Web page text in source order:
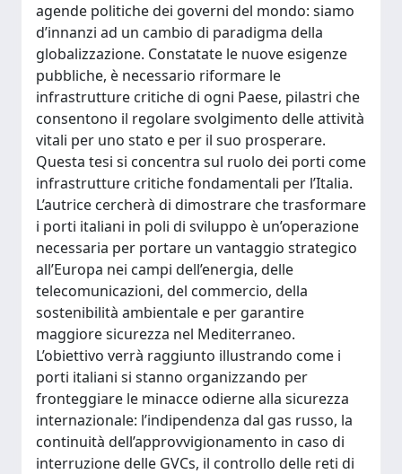
agende politiche dei governi del mondo: siamo
d’innanzi ad un cambio di paradigma della
globalizzazione. Constatate le nuove esigenze
pubbliche, è necessario riformare le
infrastrutture critiche di ogni Paese, pilastri che
consentono il regolare svolgimento delle attività
vitali per uno stato e per il suo prosperare.
Questa tesi si concentra sul ruolo dei porti come
infrastrutture critiche fondamentali per l’Italia.
L’autrice cercherà di dimostrare che trasformare
i porti italiani in poli di sviluppo è un’operazione
necessaria per portare un vantaggio strategico
all’Europa nei campi dell’energia, delle
telecomunicazioni, del commercio, della
sostenibilità ambientale e per garantire
maggiore sicurezza nel Mediterraneo.
L’obiettivo verrà raggiunto illustrando come i
porti italiani si stanno organizzando per
fronteggiare le minacce odierne alla sicurezza
internazionale: l’indipendenza dal gas russo, la
continuità dell’approvvigionamento in caso di
interruzione delle GVCs, il controllo delle reti di